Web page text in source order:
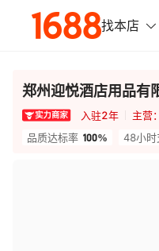
郑州迎悦酒店用品有
入驻2年 主营
品质达标率 100% 48小时